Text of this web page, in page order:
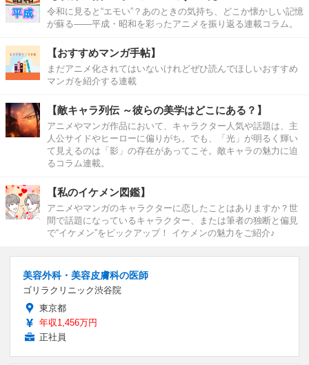
令和に見ると“エモい”？あのときの気持ち、どこか懐かしい記憶
が蘇る――平成・昭和を彩ったアニメを振り返る連載コラム。
【おすすめマンガ手帖】
まだアニメ化されてはいないけれどぜひ読んでほしいおすすめ
マンガを紹介する連載
【敵キャラ列伝 ～彼らの美学はどこにある？】
アニメやマンガ作品において、キャラクター人気や話題は、主
人公サイドやヒーローに偏りがち。でも、「光」が明るく輝い
て見えるのは「影」の存在があってこそ。敵キャラの魅力に迫
るコラム連載。
【私のイケメン図鑑】
アニメやマンガのキャラクターに恋したことはありますか？世
間で話題になっているキャラクター、または筆者の独断と偏見
で“イケメン”をピックアップ！ イケメンの魅力をご紹介♪
美容外科・美容皮膚科の医師
ゴリラクリニック渋谷院
東京都
年収1,456万円
正社員